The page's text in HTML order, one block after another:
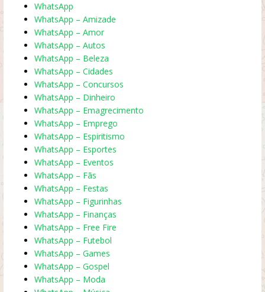
WhatsApp
WhatsApp – Amizade
WhatsApp – Amor
WhatsApp – Autos
WhatsApp – Beleza
WhatsApp – Cidades
WhatsApp – Concursos
WhatsApp – Dinheiro
WhatsApp – Emagrecimento
WhatsApp – Emprego
WhatsApp – Espiritismo
WhatsApp – Esportes
WhatsApp – Eventos
WhatsApp – Fãs
WhatsApp – Festas
WhatsApp – Figurinhas
WhatsApp – Finanças
WhatsApp – Free Fire
WhatsApp – Futebol
WhatsApp – Games
WhatsApp – Gospel
WhatsApp – Moda